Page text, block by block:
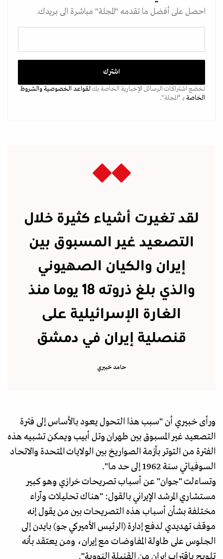
احصل على أفضل ما تقدمه "المجلة" مباشرة الى بريدك.
تخضع اشتراكات الرسائل الإخبارية الخاصة بكلقواعد الخصوصيةوالشروط
الخاصة بـ “المجلة".
لقد تغيرت أشياء كثيرة خلال
التصعيد غير المسبوق بين
إيران والكيان الصهيوني
والذي بلغ ذروته 18 يوما منذ
الغارة الإسرائيلية على
قنصلية إيران في دمشق
حامد خبيري
ورأى خبيري أن "سبب هذا التحول يعود بالأساس إلى فترة
التصعيد غير المسبوق بين طهران وتل أبيب ويمكن تشبيه هذه
الفترة من التوتر بأزمة الصواريخ بين الولايات المتحدة والاتحاد
السوفياتي سنة 1962 إلى حد ما".
وتساءلت "جوان" عن أسباب تصريحات خرازي وهو كبير
مستشاري المرشد الإيراني بالقول: "هناك تحليلات وآراء
مختلفة بشأن أسباب هذه التصريحات بين من يقول إنه
موقف تهديدي لدفع إدارة (الرئيس الأميركي جو) بايدن إلى
الجلوس على طاولة المفاوضات مع إيران، ومن يعتقد بأنه
تلويح باقتراب إيران من القنبلة النووية".